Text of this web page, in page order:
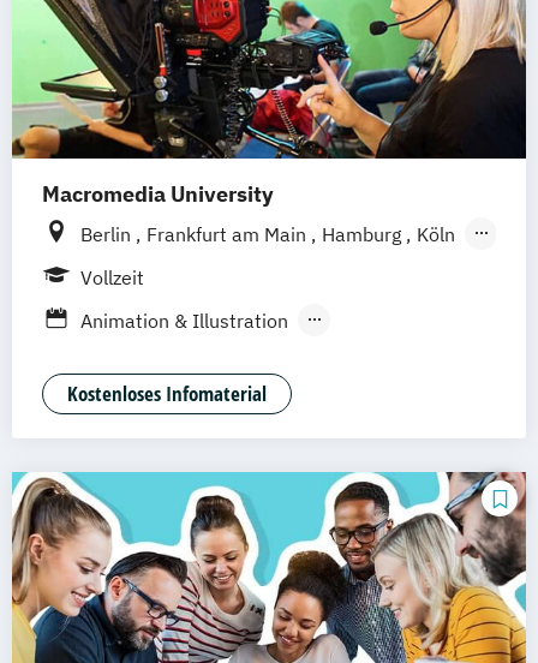
Macromedia University
Berlin Frankfurt am Main Hamburg
Köln
Leipzig
Vollzeit
Animation & Illustration
Design Management (EN)
Digital Music Production
Game Design & Development
Games Management
Journalismus
Medien- und Kommunikationsdesign
Medien- und Kommunikationsmanagement
Medien- und Kommunikationsmanagement
Kostenloses Infomaterial